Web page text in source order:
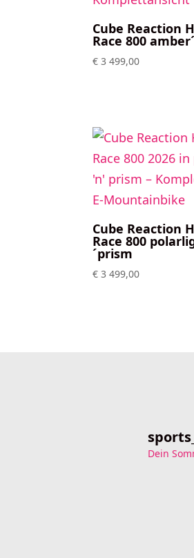
Cube Reaction
Race 800
€ 3 499,00
Cube Reaction
Race 800
´prism
€ 3 499,00
Dein